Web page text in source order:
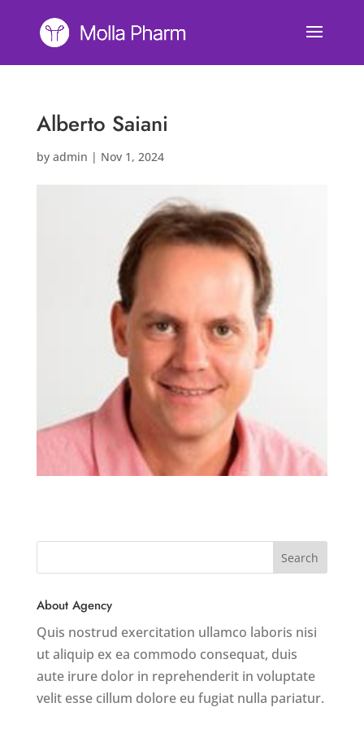
Alberto Saiani
by admin | Nov 1, 2024
About Agency
Quis nostrud exercitation ullamco laboris nisi
ut aliquip ex ea commodo consequat, duis
aute irure dolor in reprehenderit in voluptate
velit esse cillum dolore eu fugiat nulla pariatur.